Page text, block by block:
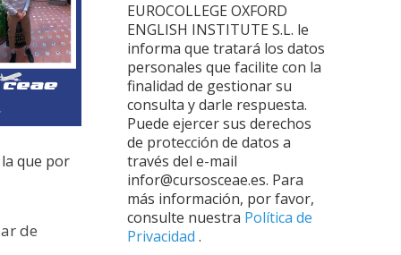
que por
de
EUROCOLLEGE OXFORD
ENGLISH INSTITUTE S.L. le
informa que tratará los datos
personales que facilite con la
finalidad de gestionar su
consulta y darle respuesta.
Puede ejercer sus derechos
de protección de datos a
través del e-mail
infor@cursosceae.es. Para
más información, por favor,
consulte nuestra Política de
Privacidad .